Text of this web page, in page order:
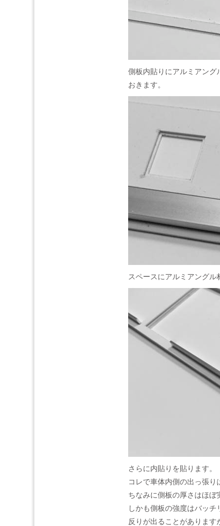
側板内貼りにアルミアング
おきます。
スペースにアルミアングル
さらに内貼りを貼ります。
コレで車体内側の出っ張
ちなみに側板の厚さはほぼ
しかも側板の強度はバッ
反りが出ることがあります